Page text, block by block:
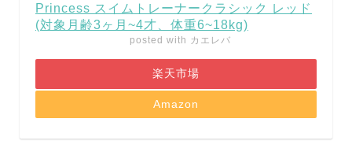
Princess スイムトレーナークラシック レッド
(対象月齢3ヶ月~4才、体重6~18kg)
posted with カエレバ
楽天市場
Amazon